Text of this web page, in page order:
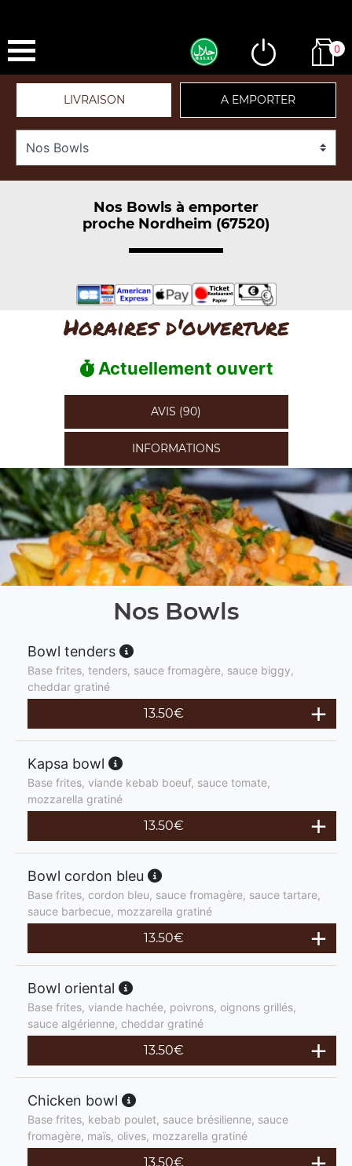
0
LIVRAISON A EMPORTER
Nos Bowls à emporter
proche Nordheim (67520)
Horaires d'ouverture
Actuellement ouvert
AVIS (90)
INFORMATIONS
Nos Bowls
Bowl tenders
Base frites, tenders, sauce fromagère, sauce biggy,
cheddar gratiné
13.50€
Kapsa bowl
Base frites, viande kebab boeuf, sauce tomate,
mozzarella gratiné
13.50€
Bowl cordon bleu
Base frites, cordon bleu, sauce fromagère, sauce tartare,
sauce barbecue, mozzarella gratiné
13.50€
Bowl oriental
Base frites, viande hachée, poivrons, oignons grillés,
sauce algérienne, cheddar gratiné
13.50€
Chicken bowl
Base frites, kebab poulet, sauce brésilienne, sauce
fromagère, maïs, olives, mozzarella gratiné
13.50€